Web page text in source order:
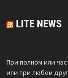
LITE NEWS
При полном или
или при любом